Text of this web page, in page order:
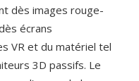
dès images rouge-
écrans
VR et du matériel tel
3D passifs. Le